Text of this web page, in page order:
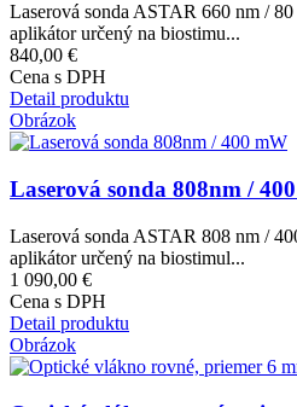
Laserová sonda ASTAR 660 nm /
aplikátor určený na biostimu...
840,00 €
Cena s DPH
Detail produktu
Obrázok
Laserová sonda 808nm /
Laserová sonda ASTAR 808 nm /
aplikátor určený na biostimul...
1 090,00 €
Cena s DPH
Detail produktu
Obrázok